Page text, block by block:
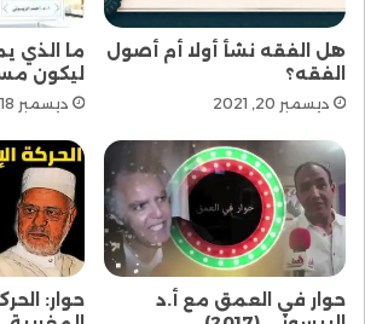
هل الفقه نشأ أولا أم أصول
الفقه؟
ديسمبر 20, 2021
ما الذي
ليكون
ديسمبر 18, 2021
حوار في العمق مع أ.د
حوار: